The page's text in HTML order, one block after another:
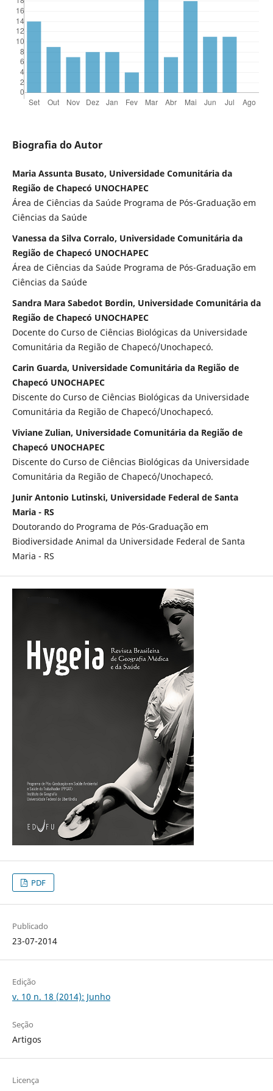
Biografia do Autor
Maria Assunta Busato, Universidade Comunitária da
Região de Chapecó UNOCHAPEC
Área de Ciências da Saúde Programa de Pós-Graduação em
Ciências da Saúde
Vanessa da Silva Corralo, Universidade Comunitária da
Região de Chapecó UNOCHAPEC
Área de Ciências da Saúde Programa de Pós-Graduação em
Ciências da Saúde
Sandra Mara Sabedot Bordin, Universidade Comunitária da
Região de Chapecó UNOCHAPEC
Docente do Curso de Ciências Biológicas da Universidade
Comunitária da Região de Chapecó/Unochapecó.
Carin Guarda, Universidade Comunitária da Região de
Chapecó UNOCHAPEC
Discente do Curso de Ciências Biológicas da Universidade
Comunitária da Região de Chapecó/Unochapecó.
Viviane Zulian, Universidade Comunitária da Região de
Chapecó UNOCHAPEC
Discente do Curso de Ciências Biológicas da Universidade
Comunitária da Região de Chapecó/Unochapecó.
Junir Antonio Lutinski, Universidade Federal de Santa
Maria - RS
Doutorando do Programa de Pós-Graduação em
Biodiversidade Animal da Universidade Federal de Santa
Maria - RS
PDF
Publicado
23-07-2014
Edição
v. 10 n. 18 (2014): Junho
Seção
Artigos
Licença